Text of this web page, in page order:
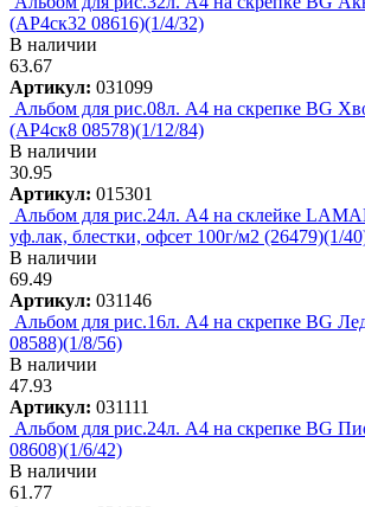
(АР4ск32 08616)(1/4/32)
В наличии
63.67
Артикул: 031099
Альбом для рис.08л. А4 на скрепке BG
(АР4ск8 08578)(1/12/84)
В наличии
30.95
Артикул: 015301
Альбом для рис.24л. А4 на склейке
уф.лак, блестки, офсет 100г/м2 (26479)(1/
В наличии
69.49
Артикул: 031146
Альбом для рис.16л. А4 на скрепке BG
08588)(1/8/56)
В наличии
47.93
Артикул: 031111
Альбом для рис.24л. А4 на скрепке BG
08608)(1/6/42)
В наличии
61.77